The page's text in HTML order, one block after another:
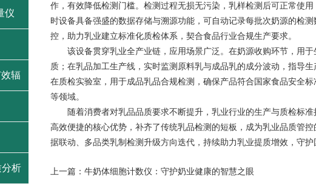
作，有效降低检测门槛。检测过程无损无污染，乳样检测后可正常使
时设备具备强盛的数据存储与溯源功能，可自动记录每批次奶源的检
控，助力乳业建立标准化质检体系，契合食品行业合规生产要求。
该设备贯穿乳业全产业链，应用场景广泛。在奶源收购环节，用于
质；在乳品加工生产线，实时监测原料乳与成品乳的成分波动，指导
在质检实验室，用于成品乳品合规检测，确保产品符合国家食品安全
等领域。
随着消费者对乳品品质要求不断提升，乳业行业的生产与质检标准
高效便捷的核心优势，补齐了传统乳品检测的短板，成为乳业品质管
据联动、多品类乳制检测升级方向迭代，持续助力乳业提质增效，守护
上一篇： 牛奶体细胞计数仪：守护奶业健康的智慧之眼
仪
辐
分析